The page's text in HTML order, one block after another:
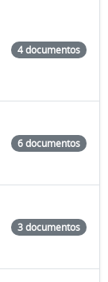
4 documentos
6 documentos
3 documentos